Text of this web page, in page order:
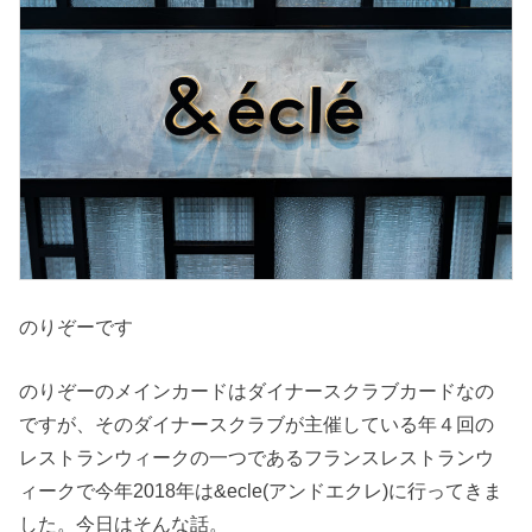
のりぞーです
のりぞーのメインカードはダイナースクラブカードなの
ですが、そのダイナースクラブが主催している年４回の
レストランウィークの一つであるフランスレストランウ
ィークで今年2018年は&ecle(アンドエクレ)に行ってきま
した。今日はそんな話。